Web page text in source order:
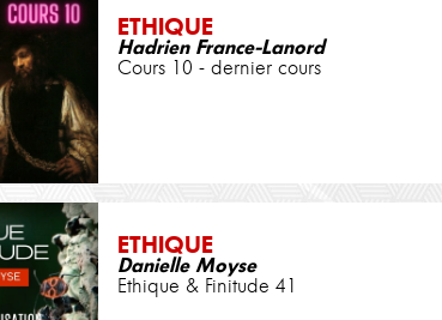
ETHIQUE
Hadrien France-Lanord
Cours 10 - dernier cours
ETHIQUE
Danielle Moyse
Ethique & Finitude 41